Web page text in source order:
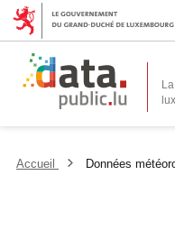
Accueil Données